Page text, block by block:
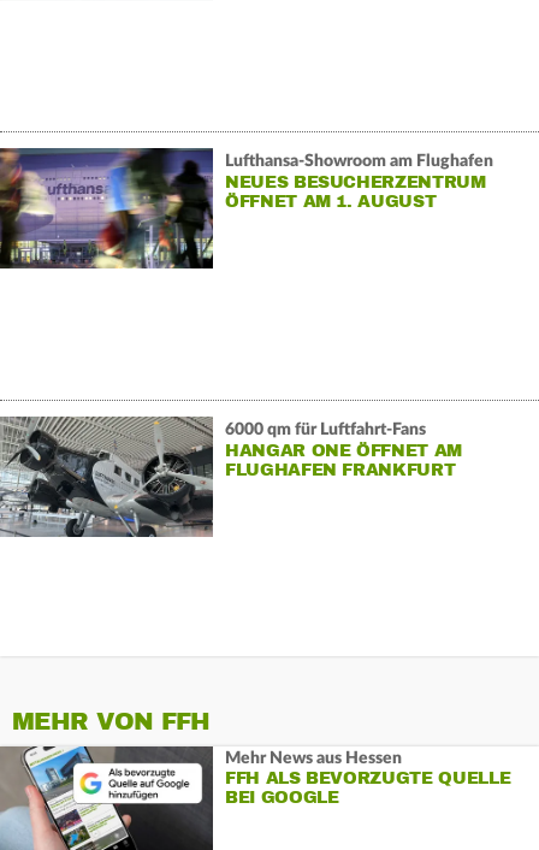
Lufthansa-Showroom am Flughafen
NEUES BESUCHERZENTRUM
ÖFFNET AM 1. AUGUST
6000 qm für Luftfahrt-Fans
HANGAR ONE ÖFFNET AM
FLUGHAFEN FRANKFURT
MEHR VON FFH
Mehr News aus Hessen
FFH ALS BEVORZUGTE QUELLE
BEI GOOGLE